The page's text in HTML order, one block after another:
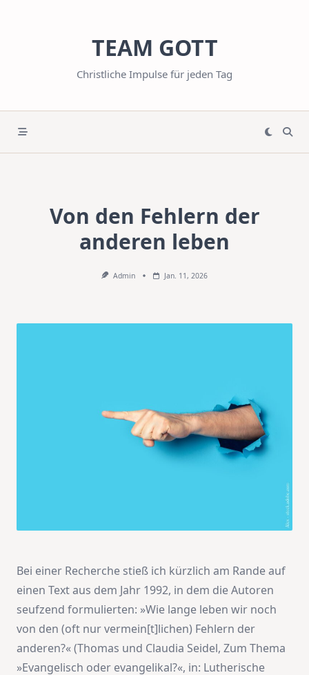
TEAM GOTT
Christliche Impulse für jeden Tag
Von den Fehlern der
anderen leben
Admin Jan. 11, 2026
Bei einer Recherche stieß ich kürzlich am Rande auf
einen Text aus dem Jahr 1992, in dem die Autoren
seufzend formulierten: »Wie lange leben wir noch
von den (oft nur vermein[t]lichen) Fehlern der
anderen?« (Thomas und Claudia Seidel, Zum Thema
»Evangelisch oder evangelikal?«, in: Lutherische